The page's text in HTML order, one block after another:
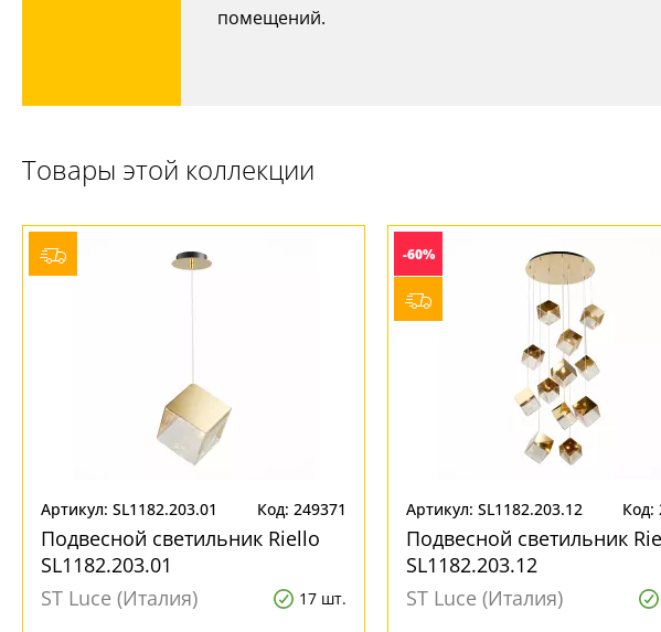
помещений.
Товары этой коллекции
Артикул: SL1182.203.01 Код: 249371
Подвесной светильник Riello
SL1182.203.01
ST Luce (Италия)
17 шт.
-60%
Артикул: SL1182.203.12 Код:
Подвесной светильник
SL1182.203.12
ST Luce (Италия)